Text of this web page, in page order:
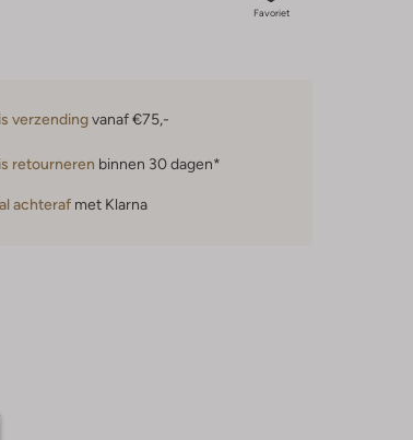
Favoriet
verzendingvanaf €75,-
retourneren binnen 30 dagen*
achteraf met Klarna